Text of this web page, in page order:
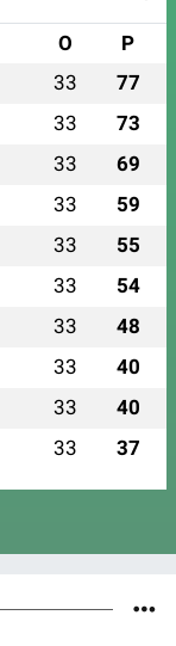
O P
33 77
33 73
33 69
33 59
33 55
33 54
33 48
33 40
33 40
33 37